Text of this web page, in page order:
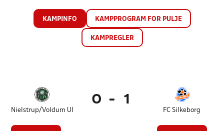
KAMPINFO KAMPPROGRAM FOR PULJE
KAMPREGLER
Nielstrup/Voldum UI
0 - 1
FC Silkeborg